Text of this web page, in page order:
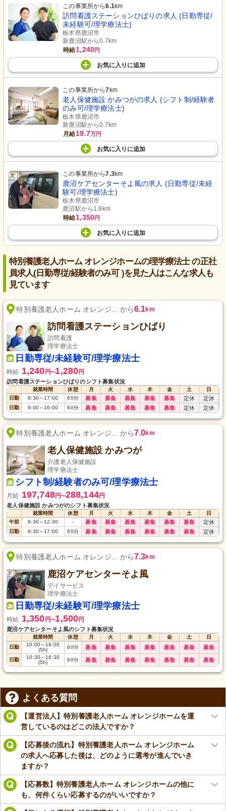
この事業所から6.1km
訪問看護ステーションひばりの求人 (日勤専従/
未経験可/理学療法士)
栃木県鹿沼市
新鹿沼駅から0.7km
時給1,240円
お気に入り に追加
この事業所から7 km
老人保健施設 かみつがの求人 (シフト制/経験者
のみ可/理学療法士)
栃木県鹿沼市
新鹿沼駅から0.7km
月給19.7万円
お気に入り に追加
この事業所から7.3km
鹿沼ケアセンターそよ風の求人 (日勤専従/未経
験可/理学療法士)
栃木県鹿沼市
鹿沼駅から1.9km
時給1,350円
お気に入り に追加
特別養護老人ホーム オレンジホームの理学療法士 の正社
員求人(日勤専従/経験者のみ可 )を見た人はこんな求人も
見ています
特別養護老人ホーム オレンジ... から6.1km
訪問看護ステーションひばり
訪問看護
理学療法士
日勤専従/未経験可/理学療法士
時給 1,240 円〜1,280円
訪問看護ステーションひばりのシフト募集状況
就業時間 休憩 月 火 水 木 金 土
日
日勤
8:30～17:00 60分 募集 募集 募集 募集 募集 定休 定休
日勤 9:00～16:00 60分 募集 募集 募集 募集 募集 定休 定休
特別養護老人ホーム オレンジ... から7.0km
老人保健施設 かみつが
介護老人保健施設
理学療法士
シフト制/経験者のみ可/理学療法士
月給 197,748円〜288,144円
老人保健施設 かみつがのシフト募集状況
就業時間 休憩 月 火 水 木 金 土
日
午前
8:30～12:30 - 募集 募集 募集 募集 募集 募集 定休
日勤 8:30～17:00 60分 募集 募集 募集 募集 募集 募集 定休
特別養護老人ホーム オレンジ... から7.3km
鹿沼ケアセンターそよ風
デイサービス
理学療法士
日勤専従/未経験可/理学療法士
時給 1,350 円〜1,500円
鹿沼ケアセンターそよ風のシフト募集状況
就業時間 休憩 月 火 水 木 金 土
日
日勤
10:00～16:00
(5h)
60分 募集 募集 募集 募集 募集 募集 募集
日勤 10:30～16:30
(5h)
60分 募集 募集 募集 募集 募集 募集 募集
よくある質問
【運営法人】特別養護老人ホーム オレンジホームを運
営しているのはどこの法人ですか？
【応募後の流れ】特別養護老人ホーム オレンジホーム
の求人へ応募した後は、どのように選考が進んでいき
ますか？
【応募数】特別養護老人ホーム オレンジホームの他に
も、何件くらい応募するのがいいですか？